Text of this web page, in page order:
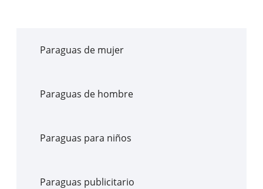
Paraguas de mujer
Paraguas de hombre
Paraguas para niños
Paraguas publicitario